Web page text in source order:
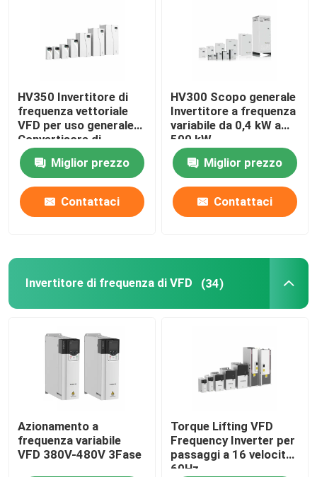
Controllo della qualità
Contattaci
Notizie
azionamento variabile di frequenza del vfd
Convertitore di frequenza variabile
Invertitore di frequenza di vettore
Invertitore di frequenza di VFD
Invertitore dell'azionamento di frequenza
HV350 Invertitore di
frequenza vettoriale
VFD per uso generale
Convertisore di
frequenza variabile per
il controllo asynchrone
del motore
Miglior prezzo
Contattaci
HV300 Scopo generale
Invertitore a frequenza
variabile da 0,4 kW a
500 kW
Miglior prezzo
Contattaci
Invertitore di frequenza di VFD (34)
Azionamento a
frequenza variabile
VFD 380V-480V 3Fase
Torque Lifting VFD
Frequency Inverter per
passaggi a 16 velocità
60Hz